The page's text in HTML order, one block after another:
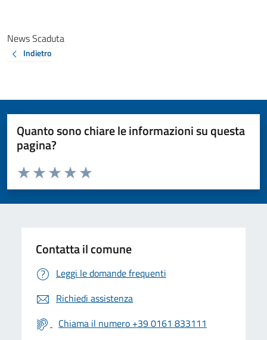
News Scaduta
Indietro
Quanto sono chiare le informazioni su questa
pagina?
Valuta da 1 a 5 stelle la pagina
Valuta 5 stelle su 5
Valuta 4 stelle su 5
Valuta 3 stelle su 5
Valuta 2 stelle su 5
Valuta 1 stelle su 5
Contatta il comune
Leggi le domande frequenti
Richiedi assistenza
Chiama il numero +39 0161 833111